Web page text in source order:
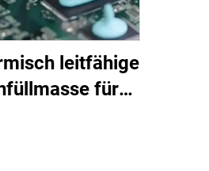
leitfähige
für